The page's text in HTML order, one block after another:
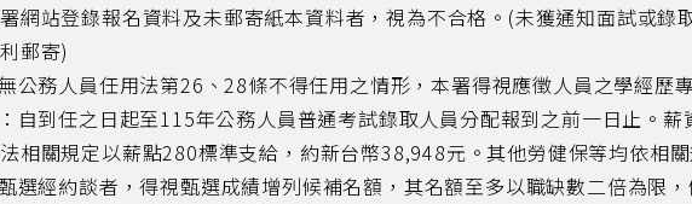
網站登錄報名資料及未郵寄紙本資料者，視為不合格。(未獲通知面試或
郵寄)
公務人員任用法第26、28條不得任用之情形，本署得視應徵人員之學經歷
自到任之日起至115年公務人員普通考試錄取人員分配報到之前一日止。
相關規定以薪點280標準支給，約新台幣38,948元。其他勞健保等均依相
選經約談者，得視甄選成績增列候補名額，其名額至多以職缺數二倍為限